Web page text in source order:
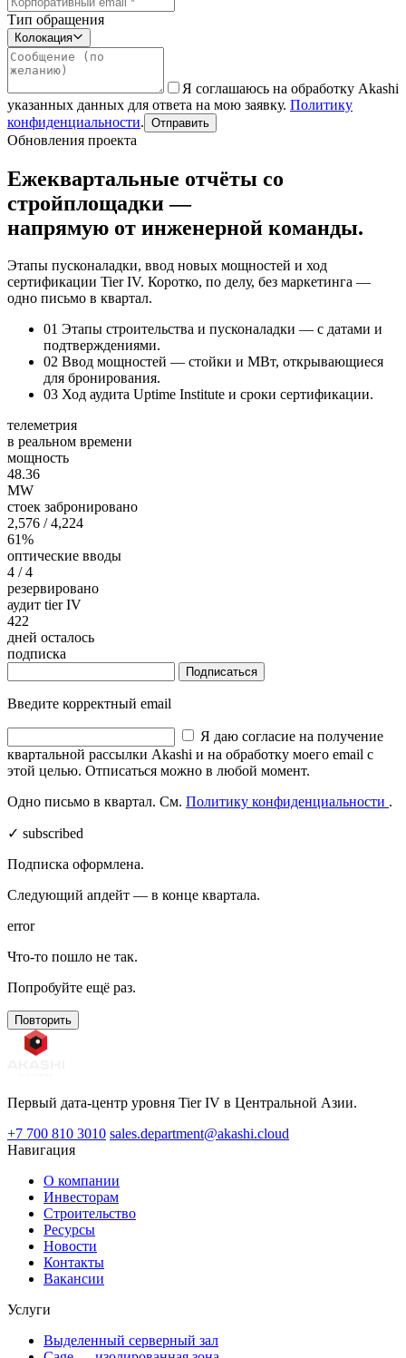
Тип обращения
Колокация
Я соглашаюсь на обработку Akashi
указанных данных для ответа на мою заявку. Политику
конфиденциальности. Отправить
Обновления проекта
Ежеквартальные отчёты со
стройплощадки —
напрямую от инженерной команды.
Этапы пусконаладки, ввод новых мощностей и ход
сертификации Tier IV. Коротко, по делу, без маркетинга —
одно письмо в квартал.
01 Этапы строительства и пусконаладки — с датами и
подтверждениями.
02 Ввод мощностей — стойки и МВт, открывающиеся
для бронирования.
03 Ход аудита Uptime Institute и сроки сертификации.
телеметрия
в реальном времени
мощность
48.36
MW
стоек забронировано
2,576 / 4,224
61%
оптические вводы
4 / 4
резервировано
аудит tier IV
422
дней осталось
подписка
Подписаться
Введите корректный email
Я даю согласие на получение
квартальной рассылки Akashi и на обработку моего email с
этой целью. Отписаться можно в любой момент.
Одно письмо в квартал. См. Политику конфиденциальности .
✓ subscribed
Подписка оформлена.
Следующий апдейт — в конце квартала.
error
Что-то пошло не так.
Попробуйте ещё раз.
Повторить
Первый дата-центр уровня Tier IV в Центральной Азии.
+7 700 810 3010 sales.department@akashi.cloud
Навигация
О компании
Инвесторам
Строительство
Ресурсы
Новости
Контакты
Вакансии
Услуги
Выделенный серверный зал